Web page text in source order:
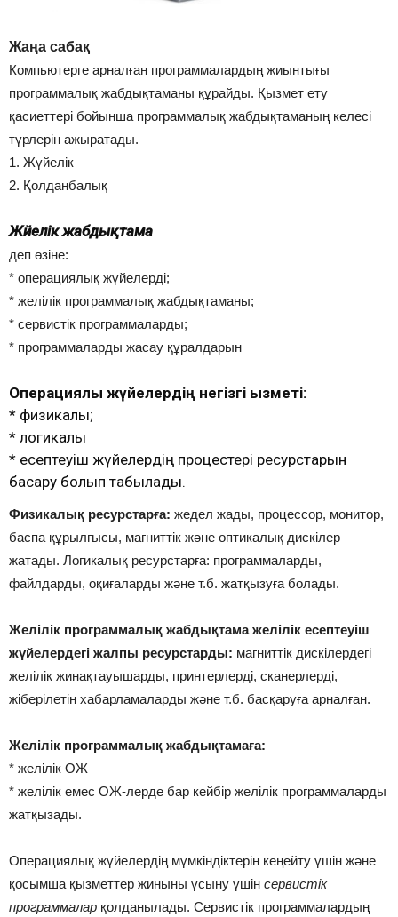
Жаңа сабақ
Компьютерге арналған программалардың жиынтығы
программалық жабдықтаманы құрайды. Қызмет ету
қасиеттері бойынша программалық жабдықтаманың келесі
түрлерін ажыратады.
1. Жүйелік
2. Қолданбалық
Жүйелік жабдықтама
деп өзіне:
* операциялық жүйелерді;
* желілік программалық жабдықтаманы;
* сервистік программаларды;
* программаларды жасау құралдарын
Операциялық жүйелердің негізгі қызметі:
* физикалық;
* логикалық
* есептеуіш жүйелердің процестері ресурстарын
басқару болып табылады.
Физикалық ресурстарға: жедел жады, процессор, монитор,
баспа құрылғысы, магниттік және оптикалық дискілер
жатады. Логикалық ресурстарға: программаларды,
файлдарды, оқиғаларды және т.б. жатқызуға болады.
Желілік программалық жабдықтама желілік есептеуіш
жүйелердегі жалпы ресурстарды: магниттік дискілердегі
желілік жинақтауышарды, принтерлерді, сканерлерді,
жіберілетін хабарламаларды және т.б. басқаруға арналған.
Желілік программалық жабдықтамаға:
* желілік ОЖ
* желілік емес ОЖ-лерде бар кейбір желілік программаларды
жатқызады.
Операциялық жүйелердің мүмкіндіктерін кеңейту үшін және
қосымша қызметтер жиныны ұсыну үшін сервистік
программалар қолданылады. Сервистік программалардың